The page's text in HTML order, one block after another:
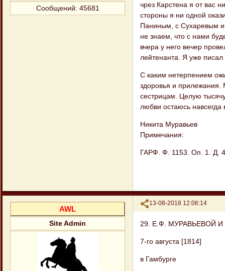
Сообщений: 45681
чрез Карстена я от вас
стороны я ни одной
Паниным, с Сухаревым и
не знаем, что с нами
вчера у него вечер
лейтенанта. Я уже
С каким нетерпением
здоровья и
сестрицам. Целую
любви остаюсь
Никита Муравьев
Примечания:
ГАРФ. Ф. 1153. Оп. 1. Д.
Поделиться
13-08-2018 12:06:14
AWL
Site Admin 29. Е.Ф. МУРАВЬЕВОЙ
7-го августа [1814]
в Гамбурге